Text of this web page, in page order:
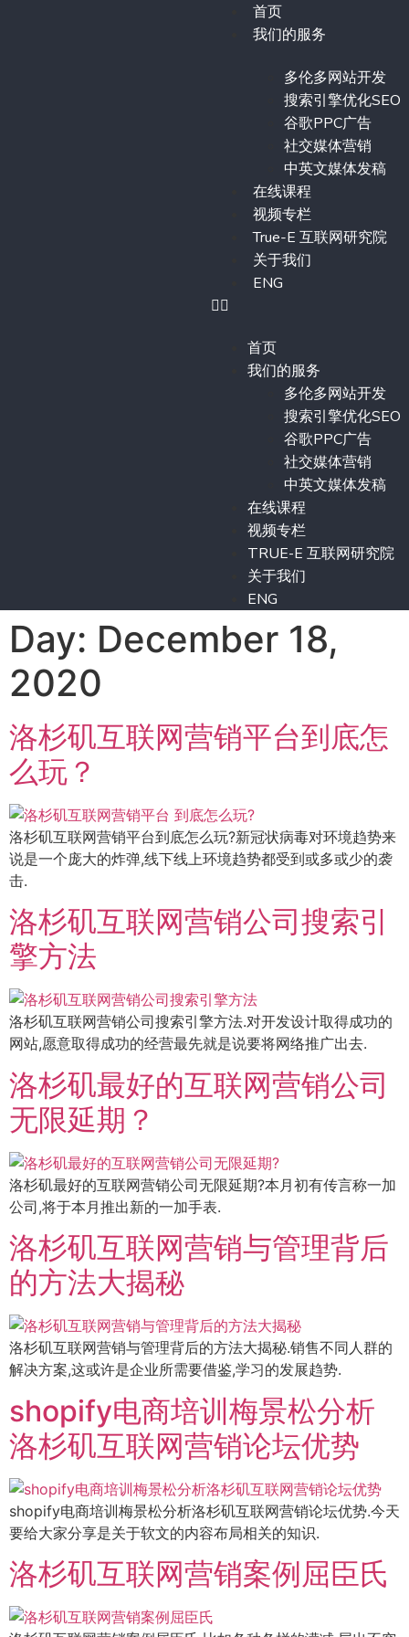
首页
我们的服务
多伦多网站开发
搜索引擎优化SEO
谷歌PPC广告
社交媒体营销
中英文媒体发稿
在线课程
视频专栏
True-E 互联网研究院
关于我们
ENG
首页
我们的服务
多伦多网站开发
搜索引擎优化SEO
谷歌PPC广告
社交媒体营销
中英文媒体发稿
在线课程
视频专栏
TRUE-E 互联网研究院
关于我们
ENG
Day: December 18,
2020
洛杉矶互联网营销平台到底怎
么玩？
洛杉矶互联网营销平台到底怎么玩?新冠状病毒对环境趋势来
说是一个庞大的炸弹,线下线上环境趋势都受到或多或少的袭
击.
洛杉矶互联网营销公司搜索引
擎方法
洛杉矶互联网营销公司搜索引擎方法.对开发设计取得成功的
网站,愿意取得成功的经营最先就是说要将网络推广出去.
洛杉矶最好的互联网营销公司
无限延期？
洛杉矶最好的互联网营销公司无限延期?本月初有传言称一加
公司,将于本月推出新的一加手表.
洛杉矶互联网营销与管理背后
的方法大揭秘
洛杉矶互联网营销与管理背后的方法大揭秘.销售不同人群的
解决方案,这或许是企业所需要借鉴,学习的发展趋势.
shopify电商培训梅景松分析
洛杉矶互联网营销论坛优势
shopify电商培训梅景松分析洛杉矶互联网营销论坛优势.今天
要给大家分享是关于软文的内容布局相关的知识.
洛杉矶互联网营销案例屈臣氏